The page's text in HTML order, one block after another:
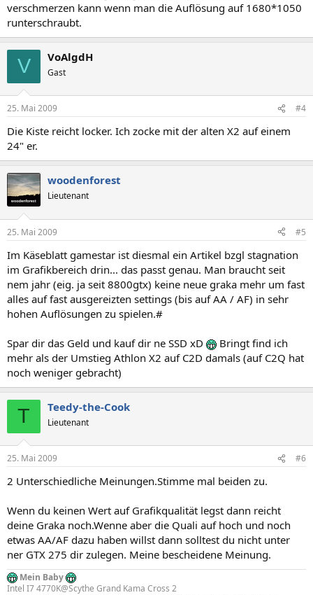
verschmerzen kann wenn man die Auflösung auf 1680*1050
runterschraubt.
V VoAlgdH
Gast
25. Mai 2009 #4
Die Kiste reicht locker. Ich zocke mit der alten X2 auf einem
24" er.
woodenforest
Lieutenant
25. Mai 2009 #5
Im Käseblatt gamestar ist diesmal ein Artikel bzgl stagnation
im Grafikbereich drin... das passt genau. Man braucht seit
nem jahr (eig. ja seit 8800gtx) keine neue graka mehr um fast
alles auf fast ausgereizten settings (bis auf AA / AF) in sehr
hohen Auflösungen zu spielen.#
Spar dir das Geld und kauf dir ne SSD xD
Bringt find ich
mehr als der Umstieg Athlon X2 auf C2D damals (auf C2Q hat
noch weniger gebracht)
T Teedy-the-Cook
Lieutenant
25. Mai 2009 #6
2 Unterschiedliche Meinungen.Stimme mal beiden zu.
Wenn du keinen Wert auf Grafikqualität legst dann reicht
deine Graka noch.Wenne aber die Quali auf hoch und noch
etwas AA/AF dazu haben willst dann solltest du nicht unter
ner GTX 275 dir zulegen. Meine bescheidene Meinung.
Mein Baby
Intel I7 4770K@Scythe Grand Kama Cross 2